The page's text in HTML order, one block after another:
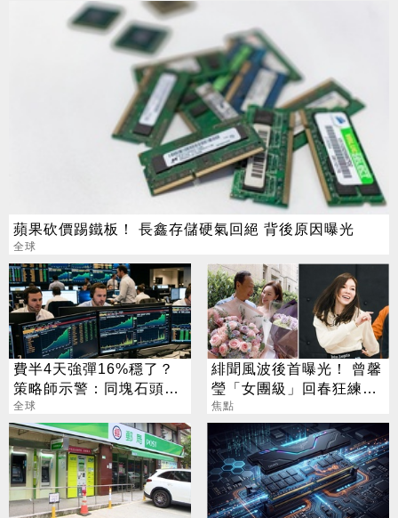
蘋果砍價踢鐵板！ 長鑫存儲硬氣回絕 背後原因曝光
全球
費半4天強彈16%穩了？
策略師示警：同塊石頭不
會絆2次
全球
緋聞風波後首曝光！ 曾馨
瑩「女團級」回春狂練舞
郭董獨自公園散步
焦點